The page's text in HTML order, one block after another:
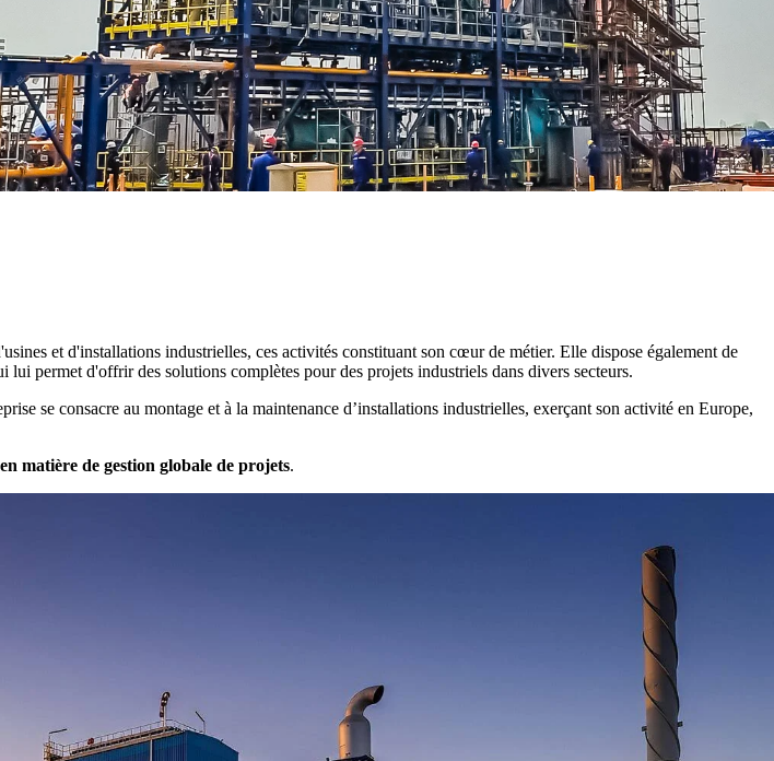
et d'installations industrielles, ces activités constituant son cœur de métier. Elle dispose également de
lui permet d'offrir des solutions complètes pour des projets industriels dans divers secteurs.
se consacre au montage et à la maintenance d’installations industrielles, exerçant son activité en Europe,
matière de gestion globale de projets.